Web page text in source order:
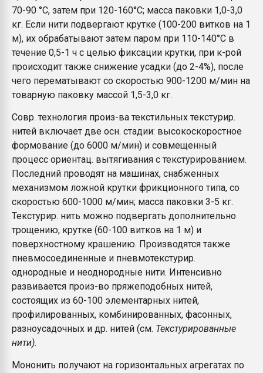
70-90 °С, затем при 120-160°С; масса паковки 1,0-3,0
кг. Если нити подвергают крутке (100-200 витков на 1
м), их обрабатывают затем паром при 110-140°С в
течение 0,5-1 ч с целью фиксации крутки, при к-рой
происходит также снижение усадки (до 2-4%), после
чего перематывают со скоростью 900-1200 м/мин на
товарную паковку массой 1,5-3,0 кг.
Совр. технология произ-ва текстильных текстурир.
нитей включает две осн. стадии: высокоскоростное
формование (до 6000 м/мин) и совмещенный
процесс ориентац. вытягивания с текстурированием.
Последний проводят на машинах, снабженных
механизмом ложной крутки фрикционного типа, со
скоростью 600-1000 м/мин; масса паковки 3-5 кг.
Текстурир. нить можно подвергать дополнительно
трощению, крутке (60-100 витков на 1 м) и
поверхностному крашению. Производятся также
пневмосоединенные и пневмотекстурир.
однородные и неоднородные нити. Интенсивно
развивается произ-во пряжеподобных нитей,
состоящих из 60-100 элементарных нитей,
профилированных, комбинированных, фасонных,
разноусадочных и др. нитей (см. Текстурированные
нити).
Мононить получают на горизонтальных агрегатах по